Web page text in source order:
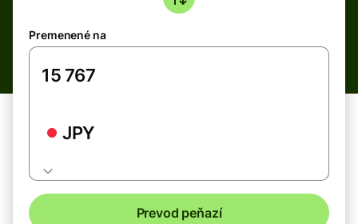
Premenené na
JPY
Prevod peňazí